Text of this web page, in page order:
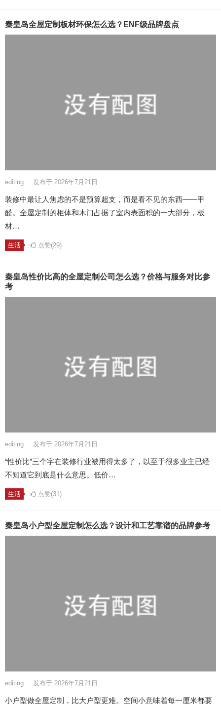
秦皇岛全屋定制板材环保怎么选？ENF级品牌盘点
editing 发布于 2026年7月21日
装修中最让人焦虑的不是预算超支，而是看不见的东西——甲
醛。全屋定制的柜体和木门占据了室内表面积的一大部分，板
材…
生活 点赞(29)
秦皇岛性价比高的全屋定制公司怎么选？价格与服务对比参
考
editing 发布于 2026年7月21日
“性价比”三个字在装修行业被用得太多了，以至于很多业主已经
不知道它到底是什么意思。低价…
生活 点赞(31)
秦皇岛小户型全屋定制怎么选？设计和工艺靠谱的品牌参考
editing 发布于 2026年7月21日
小户型做全屋定制，比大户型更难。空间小意味着每一厘米都要